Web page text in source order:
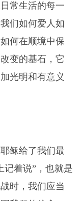
常生活的每一
们如何爱人如
何在顺境中保
变的基石，它
光明和有意义
稣给了我们最
记着说”，也就是
时，我们应当